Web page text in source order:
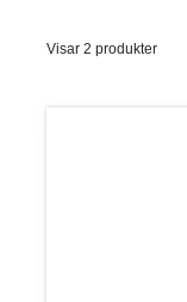
Visar 2 produkter